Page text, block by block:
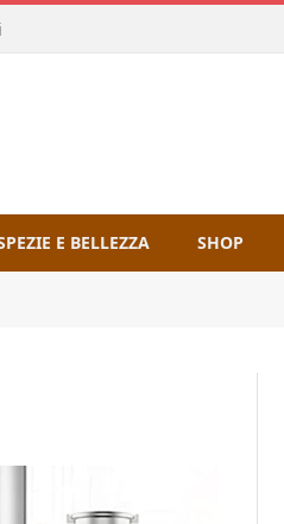
E BELLEZZA SHOP